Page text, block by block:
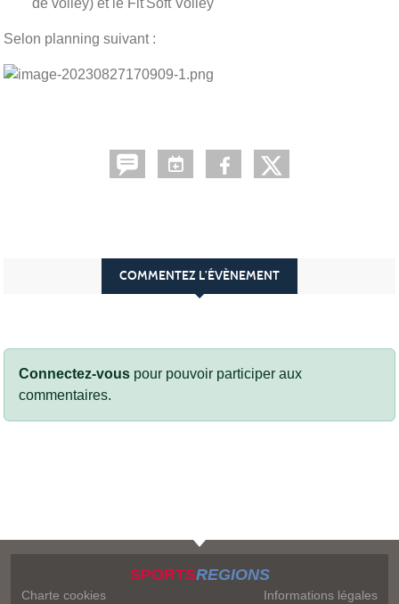
Selon planning suivant :
COMMENTEZ L’ÉVÈNEMENT
Connectez-vous pour pouvoir participer aux
commentaires.
SPORTSREGIONS
Charte cookies Informations légales